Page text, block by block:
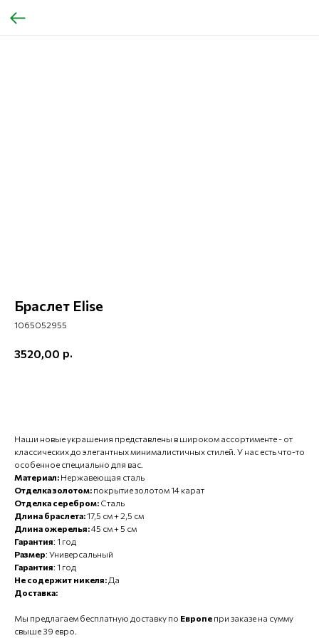
Браслет Elise
1065052955
3520,00 р.
Наши новые украшения представлены в широком ассортименте - от
классических до элегантных минималистичных стилей. У нас есть что-то
особенное специально для вас.
Материал: Нержавеющая сталь
Отделка золотом: покрытие золотом 14 карат
Отделка серебром: Сталь
Длина браслета:17,5 см + 2,5 см
Длина ожерелья:45 см + 5 см
Гарантия: 1 год
Размер: Универсальный
Гарантия: 1 год
Не содержит никеля: Да
Доставка:
Мы предлагаем бесплатную доставку по Европе при заказе на сумму
свыше 39 евро.